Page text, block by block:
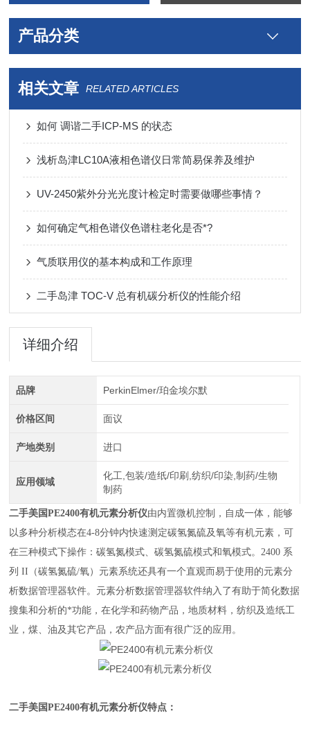
产品分类
相关文章 RELATED ARTICLES
如何 调谐二手ICP-MS 的状态
浅析岛津LC10A液相色谱仪日常简易保养及维护
UV-2450紫外分光光度计检定时需要做哪些事情？
如何确定气相色谱仪色谱柱老化是否*?
气质联用仪的基本构成和工作原理
二手岛津 TOC-V 总有机碳分析仪的性能介绍
详细介绍
品牌 PerkinElmer/珀金埃尔默
价格区间 面议
产地类别 进口
应用领域
化工,包装/造纸/印刷,纺织/印染,制药/生物
制药
二手美国PE2400有机元素分析仪由内置微机控制，自成一体，能够
以多种分析模态在4-8分钟内快速测定碳氢氮硫及氧等有机元素，可
在三种模式下操作：碳氢氮模式、碳氢氮硫模式和氧模式。2400 系
列 II（碳氢氮硫/氧）元素系统还具有一个直观而易于使用的元素分
析数据管理器软件。元素分析数据管理器软件纳入了有助于简化数据
搜集和分析的*功能，在化学和药物产品，地质材料，纺织及造纸工
业，煤、油及其它产品，农产品方面有很广泛的应用。
二手美国PE2400有机元素分析仪特点：